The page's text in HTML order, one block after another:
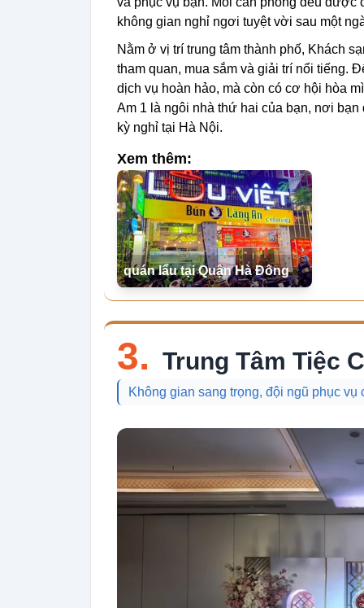
không gian nghỉ ngơi tuyệt vời sau một
Nằm ở vị trí trung tâm thành phố, Khách
tham quan, mua sắm và giải trí nổi tiếng.
dịch vụ hoàn hảo, mà còn có cơ hội hòa
Am 1 là ngôi nhà thứ hai của bạn, nơi
kỳ nghỉ tại Hà Nội.
Xem thêm:
quán lẩu tại Quận Hà Đông
3. Trung Tâm Tiệc
Không gian sang trọng, đội ngũ phục